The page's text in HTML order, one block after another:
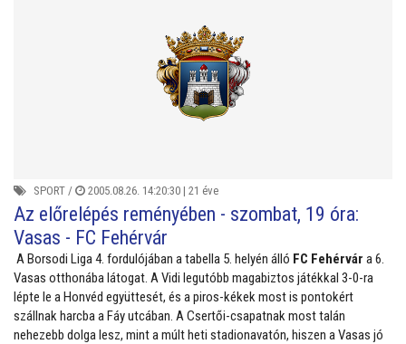
SPORT / 2005.08.26. 14:20:30 | 21 éve
Az előrelépés reményében - szombat, 19 óra:
Vasas - FC Fehérvár
A Borsodi Liga 4. fordulójában a tabella 5. helyén álló FC Fehérvár a 6.
Vasas otthonába látogat. A Vidi legutóbb magabiztos játékkal 3-0-ra
lépte le a Honvéd együttesét, és a piros-kékek most is pontokért
szállnak harcba a Fáy utcában. A Csertői-csapatnak most talán
nehezebb dolga lesz, mint a múlt heti stadionavatón, hiszen a Vasas jó